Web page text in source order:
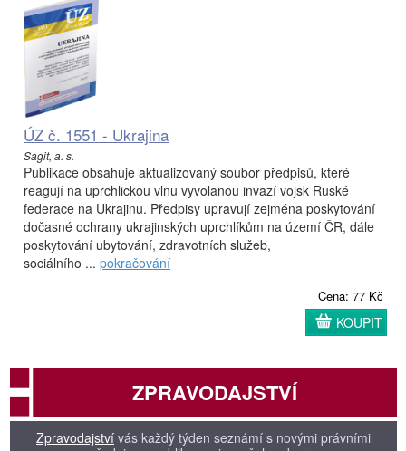
ÚZ č. 1551 - Ukrajina
Sagit, a. s.
Publikace obsahuje aktualizovaný soubor předpisů, které
reagují na uprchlickou vlnu vyvolanou invazí vojsk Ruské
federace na Ukrajinu. Předpisy upravují zejména poskytování
dočasné ochrany ukrajinských uprchlíkům na území ČR, dále
poskytování ubytování, zdravotních služeb,
sociálního ... pokračování
Cena: 77 Kč
KOUPIT
ZPRAVODAJSTVÍ
Zpravodajství vás každý týden seznámí s novými právními